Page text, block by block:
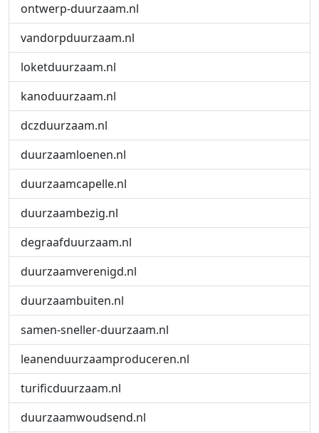
ontwerp-duurzaam.nl
vandorpduurzaam.nl
loketduurzaam.nl
kanoduurzaam.nl
dczduurzaam.nl
duurzaamloenen.nl
duurzaamcapelle.nl
duurzaambezig.nl
degraafduurzaam.nl
duurzaamverenigd.nl
duurzaambuiten.nl
samen-sneller-duurzaam.nl
leanenduurzaamproduceren.nl
turificduurzaam.nl
duurzaamwoudsend.nl